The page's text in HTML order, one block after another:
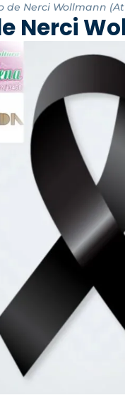
de Nerci Wollmann
Nerci